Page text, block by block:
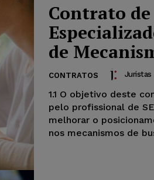
Contrato de
de
CONTRATOS Juristas
1.1 O objetivo deste
pelo profissional de
melhorar o
nos mecanismos de